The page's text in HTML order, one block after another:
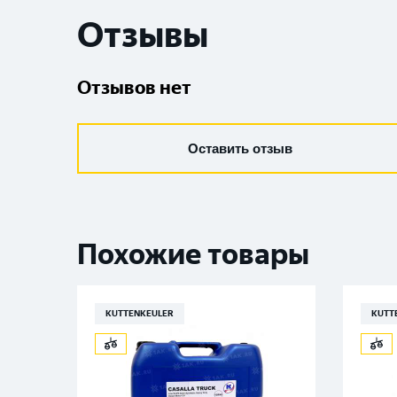
Отзывы
Отзывов нет
Оставить отзыв
Похожие товары
KUTTENKEULER